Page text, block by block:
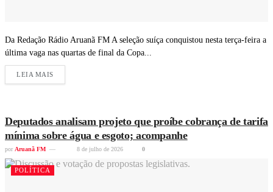
Da Redação Rádio Aruanã FM A seleção suíça conquistou nesta terça-feira a
última vaga nas quartas de final da Copa...
LEIA MAIS
Deputados analisam projeto que proíbe cobrança de tarifa
mínima sobre água e esgoto; acompanhe
por Aruanã FM 8 de julho de 2026 0
POLÍTICA